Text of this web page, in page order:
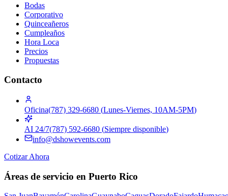
Bodas
Corporativo
Quinceañeros
Cumpleaños
Hora Loca
Precios
Propuestas
Contacto
Oficina(787) 329-6680 (Lunes-Viernes, 10AM-5PM)
AI 24/7(787) 592-6680 (Siempre disponible)
info@dshowevents.com
Cotizar Ahora
Áreas de servicio en Puerto Rico